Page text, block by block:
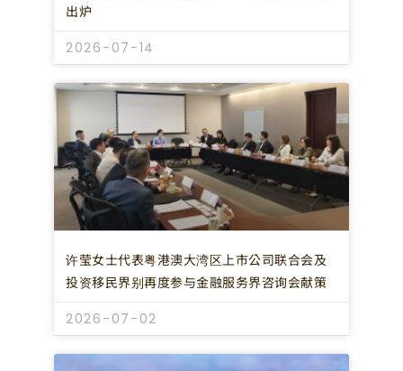
出炉
2026-07-14
许莹女士代表粤港澳大湾区上市公司联合会及
投资移民界别再度参与金融服务界咨询会献策
2026-07-02